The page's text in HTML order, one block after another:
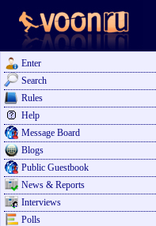
Enter
Search
Rules
Help
Message Board
Blogs
Public Guestbook
News & Reports
Interviews
Polls